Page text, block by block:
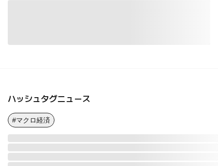
ハッシュタグニュース
#マクロ経済